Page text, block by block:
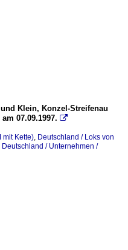
Klein, Konzel-Streifenau
07.09.1997. 
mit Kette) Deutschland / Loks von
Deutschland / Unternehmen /